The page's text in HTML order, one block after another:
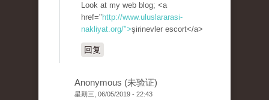
Look at my web blog; <a
href=" http://www.uluslararasi-
nakliyat.org/">şirinevler escort</a>
回复
Anonymous (未验证)
星期三, 06/05/2019 - 22:43